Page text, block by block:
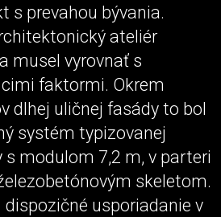
s prevahou bývania.
ateliér
musel vyrovnať s
faktormi. Okrem
dlhej uličnej fasády to bol
systém typizovanej
s modulom 7,2 m, v parteri
skeletom.
usporiadanie v